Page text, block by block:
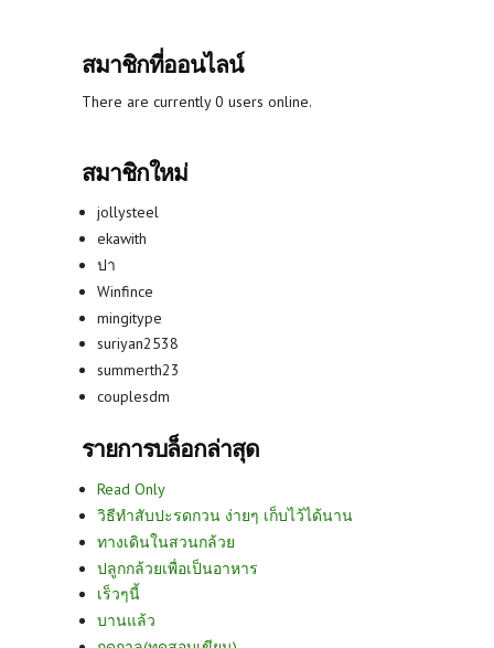
สมาชิกที่ออนไลน์
There are currently 0 users online.
สมาชิกใหม่
jollysteel
ekawith
ปา
Winfince
mingitype
suriyan2538
summerth23
couplesdm
รายการบล็อกล่าสุด
Read Only
วิธีทำสับปะรดกวน ง่ายๆ เก็บไว้ได้นาน
ทางเดินในสวนกล้วย
ปลูกกล้วยเพื่อเป็นอาหาร
เร็วๆนี้
บานแล้ว